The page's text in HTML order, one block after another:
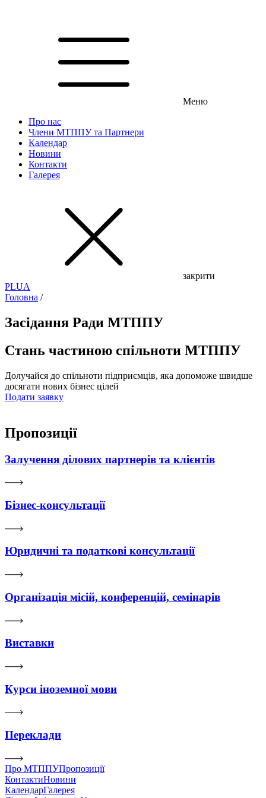
Меню
Про нас
Члени МТППУ та Партнери
Календар
Новини
Контакти
Галерея
закрити
PLUA
Головна /
Засідання Ради МТППУ
Стань частиною спільноти МТППУ
Долучайся до спільноти підприємців, яка допоможе швидше
досягати нових бізнес цілей
Подати заявку
Пропозиції
Залучення ділових партнерів та клієнтів
Бізнес-консультації
Юридичні та податкові консультації
Організація місій, конференцій, семінарів
Виставки
Курси іноземної мови
Переклади
Про МТППУПропозиції
КонтактиНовини
КалендарГалерея